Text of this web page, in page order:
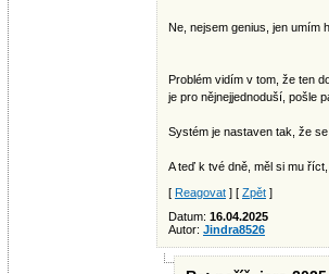
Ne, nejsem genius, jen umím
Problém vidím v tom, že ten
je pro nějnejjednoduší, pošle
Systém je nastaven tak, že
A teď k tvé dně, měl si mu
[ Reagovat ] [ Zpět ]
Datum: 16.04.2025
Autor: Jindra8526